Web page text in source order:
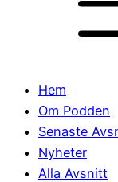
Hem
Om Podden
Senaste
Nyheter
Alla Avsnitt